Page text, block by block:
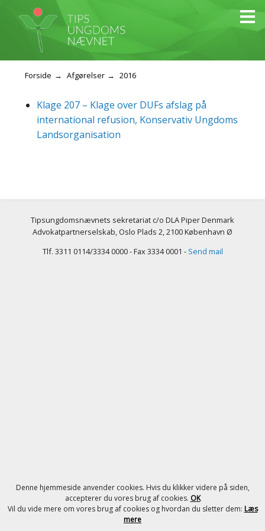
Denne hjemmeside anvender cookies. Hvis du klikker videre på siden,
accepterer du vores brug af cookies. OK
Vil du vide mere om vores brug af cookies og hvordan du sletter dem: Læs
mere
Forside Afgørelser 2016
Klage 207 – Klage over DUFs afslag på
international refusion, Konservativ Ungdoms
Landsorganisation
Tipsungdomsnævnets sekretariat c/o DLA Piper Denmark
Advokatpartnerselskab, Oslo Plads 2, 2100 København Ø
Tlf. 3311 0114/3334 0000 - Fax 3334 0001 - Send mail